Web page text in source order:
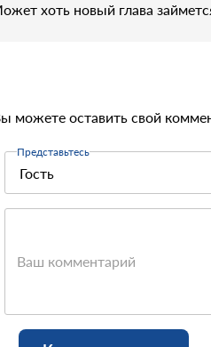
хоть новый глава
можете оставить свой
Представьтесь
Ваш комментарий